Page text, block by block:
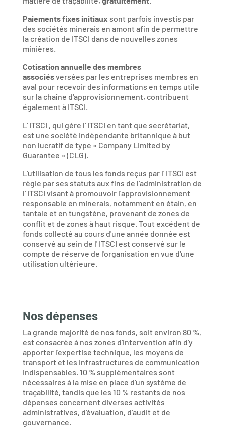
Paiements fixes initiaux sont parfois investis par
des sociétés minerais en amont afin de permettre
la création de ITSCI dans de nouvelles zones
minières.
Cotisation annuelle des membres
associésversées par les entreprises membres en
aval pour recevoir des informations en temps utile
sur la chaîne d'approvisionnement, contribuent
également à ITSCI.
L' ITSCI , qui gère l' ITSCI en tant que secrétariat,
est une société indépendante britannique à but
non lucratif de type « Company Limited by
Guarantee » (CLG).
L'utilisation de tous les fonds reçus par l' ITSCI est
régie par ses statuts aux fins de l'administration de
l' ITSCI visant à promouvoir l'approvisionnement
responsable en minerais, notamment en étain, en
tantale et en tungstène, provenant de zones de
conflit et de zones à haut risque. Tout excédent de
fonds collecté au cours d'une année donnée est
conservé au sein de l' ITSCI est conservé sur le
compte de réserve de l'organisation en vue d'une
utilisation ultérieure.
Nos dépenses
La grande majorité de nos fonds, soit environ 80 %,
est consacrée à nos zones d'intervention afin d'y
apporter l'expertise technique, les moyens de
transport et les infrastructures de communication
indispensables. 10 % supplémentaires sont
nécessaires à la mise en place d'un système de
traçabilité, tandis que les 10 % restants de nos
dépenses concernent diverses activités
administratives, d'évaluation, d'audit et de
gouvernance.